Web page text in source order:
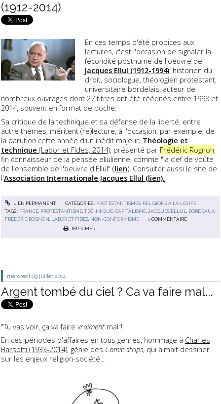
(1912-2014)
En ces temps d'été propices aux
lectures, c'est l'occasion de signaler la
fécondité posthume de l'oeuvre de
Jacques Ellul (1912-1994), historien du
droit, sociologue, théologien protestant,
universitaire bordelais, auteur de
nombreux ouvrages dont 27 titres ont été réédités entre 1998 et
2014, souvent en format de poche.
Sa critique de la technique et sa défense de la liberté, entre
autre thèmes, méritent (re)lecture, à l'occasion, par exemple, de
la parution cette année d'un inédit majeur, Théologie et
technique (Labor et Fides, 2014), présenté par Frédéric Rognon,
fin connaisseur de la pensée ellulienne, comme "la clef de voûte
de l'ensemble de l'oeuvre d'Ellul" (lien). Consulter aussi le site de
l'Association Internationale Jacques Ellul (lien).
LIEN PERMANENT CATÉGORIES : PROTESTANTISMES, RELIGIONS À LA LOUPE
TAGS : FRANCE PROTESTANTISME ,TECHNIQUE ,CAPITALISME JACQUES ELLUL BORDEAUX
FRÉDÉRIC ROGNON LABOR ET FIDES NON-CONFORMISME 0 COMMENTAIRE
IMPRIMER
mercredi 09 juillet 2014
Argent tombé du ciel ? Ca va faire mal...
"Tu vas voir, ça va faire vraiment mal"!
En ces périodes d'affaires en tous genres, hommage à Charles
Barsotti (1933-2014), génie des Comic strips, qui aimait dessiner
sur les enjeux religion-société...